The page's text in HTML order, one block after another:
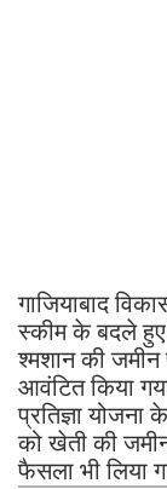
गाजियाबाद
स्कीम के बदले
श्मशान की
आवंटित किया
प्रतिज्ञा
को खेती की
फैसला भी लिया